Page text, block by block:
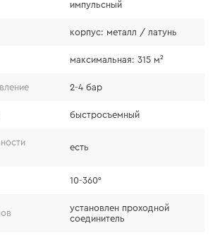
равномерными порциями, что
и размывание грунта,
импульсный
корпус: металл / латунь
максимальная: 315 м²
2-4 бар
быстросъемный
есть
10-360°
установлен проходной
соединитель